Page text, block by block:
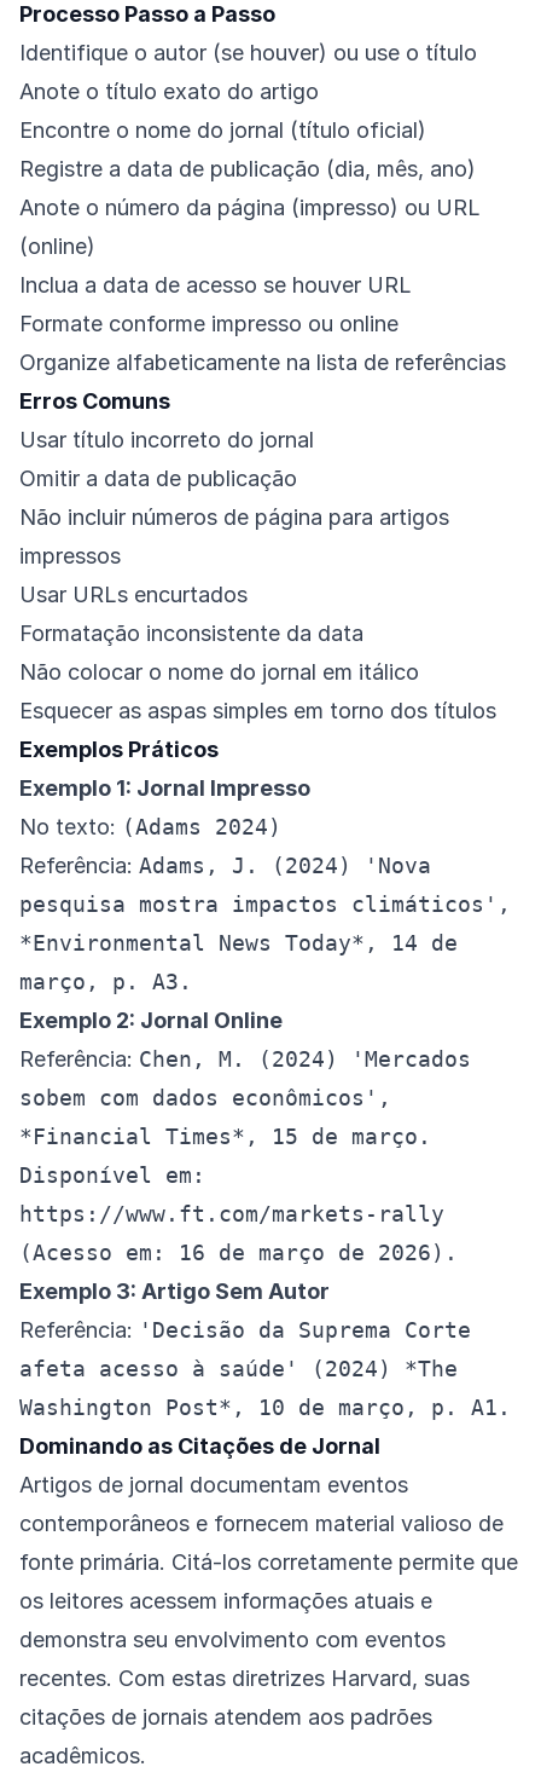
Processo Passo a Passo
Identifique o autor (se houver) ou use o título
Anote o título exato do artigo
Encontre o nome do jornal (título oficial)
Registre a data de publicação (dia, mês, ano)
Anote o número da página (impresso) ou URL
(online)
Inclua a data de acesso se houver URL
Formate conforme impresso ou online
Organize alfabeticamente na lista de referências
Erros Comuns
Usar título incorreto do jornal
Omitir a data de publicação
Não incluir números de página para artigos
impressos
Usar URLs encurtados
Formatação inconsistente da data
Não colocar o nome do jornal em itálico
Esquecer as aspas simples em torno dos títulos
Exemplos Práticos
Exemplo 1: Jornal Impresso
No texto: (Adams 2024)
Referência: Adams, J. (2024) 'Nova
pesquisa mostra impactos climáticos',
*Environmental News Today*, 14 de
março, p. A3.
Exemplo 2: Jornal Online
Referência: Chen, M. (2024) 'Mercados
sobem com dados econômicos',
*Financial Times*, 15 de março.
Disponível em:
https://www.ft.com/markets-rally
(Acesso em: 16 de março de 2026).
Exemplo 3: Artigo Sem Autor
Referência: 'Decisão da Suprema Corte
afeta acesso à saúde' (2024) *The
Washington Post*, 10 de março, p. A1.
Dominando as Citações de Jornal
Artigos de jornal documentam eventos
contemporâneos e fornecem material valioso de
fonte primária. Citá-los corretamente permite que
os leitores acessem informações atuais e
demonstra seu envolvimento com eventos
recentes. Com estas diretrizes Harvard, suas
citações de jornais atendem aos padrões
acadêmicos.